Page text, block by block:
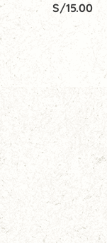
S/15.00